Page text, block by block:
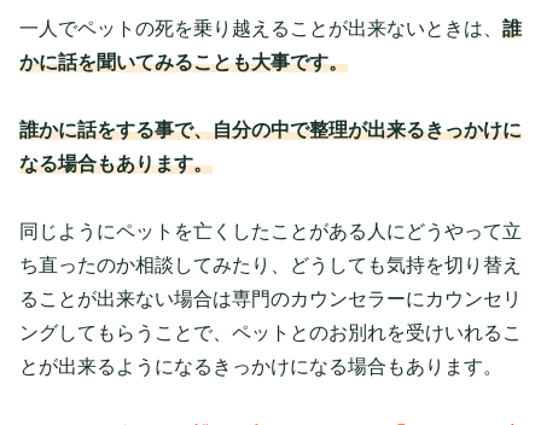
一人でペットの死を乗り越えることが出来ないときは、 誰
かに話を聞いてみることも大事です。
誰かに話をする事で、自分の中で整理が出来るきっかけに
なる場合もあります。
同じようにペットを亡くしたことがある人にどうやって立
ち直ったのか相談してみたり、どうしても気持を切り替え
ることが出来ない場合は専門のカウンセラーにカウンセリ
ングしてもらうことで、ペットとのお別れを受けいれるこ
とが出来るようになるきっかけになる場合もあります。